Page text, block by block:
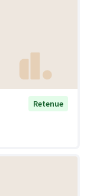
Retenue